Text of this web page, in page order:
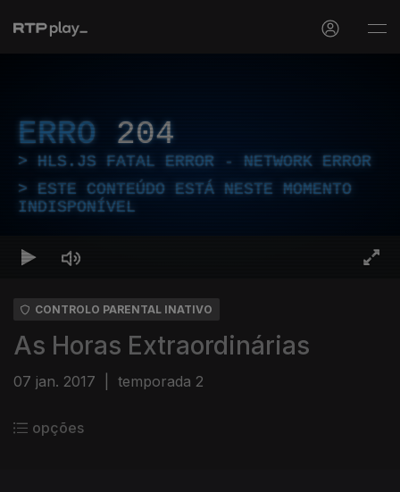
ERRO 204
HLS.JS FATAL ERROR - NETWORK ERROR
ESTE CONTEÚDO ESTÁ NESTE MOMENTO
INDISPONÍVEL
CONTROLO PARENTAL INATIVO
As Horas Extraordinárias
07 jan. 2017 temporada 2
opções